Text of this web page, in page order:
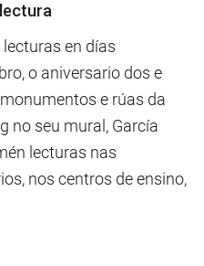
en días
o aniversario dos e
e rúas da
no seu mural, García
lecturas nas
nos centros de ensino,